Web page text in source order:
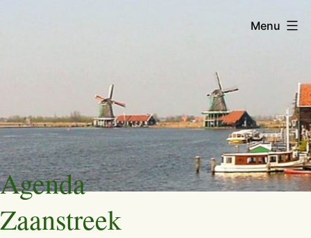
Ga
naar
de
inhoud
Agenda
Zaanstreek
Menu